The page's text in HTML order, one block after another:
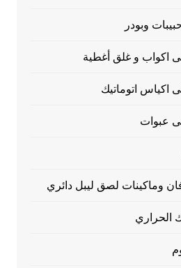
وبودر
اكواب و غلق أغطية
اكياس اتوماتيك
عبوات
وماكينات لصق ليبل دائري
الحراري